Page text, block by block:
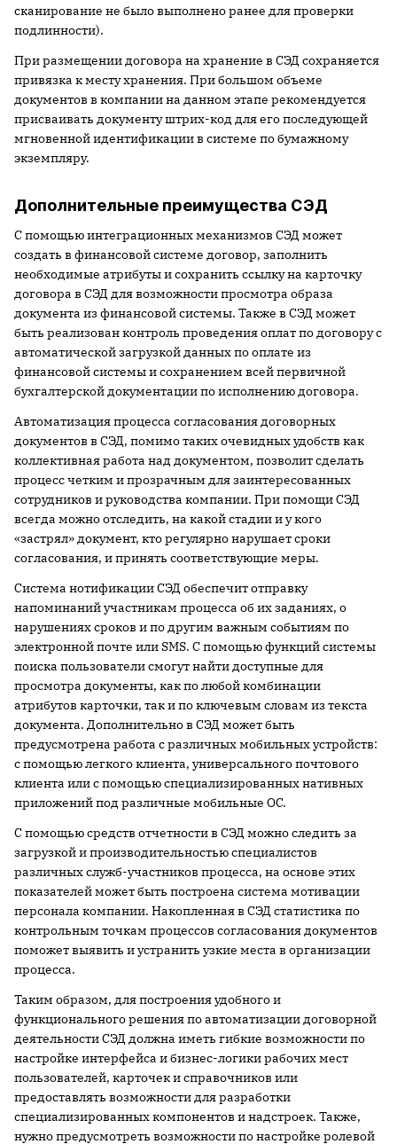
сканирование не было выполнено ранее для проверки
подлинности).
При размещении договора на хранение в СЭД сохраняется
привязка к месту хранения. При большом объеме
документов в компании на данном этапе рекомендуется
присваивать документу штрих-код для его последующей
мгновенной идентификации в системе по бумажному
экземпляру.
Дополнительные преимущества СЭД
С помощью интеграционных механизмов СЭД может
создать в финансовой системе договор, заполнить
необходимые атрибуты и сохранить ссылку на карточку
договора в СЭД для возможности просмотра образа
документа из финансовой системы. Также в СЭД может
быть реализован контроль проведения оплат по договору с
автоматической загрузкой данных по оплате из
финансовой системы и сохранением всей первичной
бухгалтерской документации по исполнению договора.
Автоматизация процесса согласования договорных
документов в СЭД, помимо таких очевидных удобств как
коллективная работа над документом, позволит сделать
процесс четким и прозрачным для заинтересованных
сотрудников и руководства компании. При помощи СЭД
всегда можно отследить, на какой стадии и у кого
«застрял» документ, кто регулярно нарушает сроки
согласования, и принять соответствующие меры.
Система нотификации СЭД обеспечит отправку
напоминаний участникам процесса об их заданиях, о
нарушениях сроков и по другим важным событиям по
электронной почте или SMS. С помощью функций системы
поиска пользователи смогут найти доступные для
просмотра документы, как по любой комбинации
атрибутов карточки, так и по ключевым словам из текста
документа. Дополнительно в СЭД может быть
предусмотрена работа с различных мобильных устройств:
с помощью легкого клиента, универсального почтового
клиента или с помощью специализированных нативных
приложений под различные мобильные ОС.
С помощью средств отчетности в СЭД можно следить за
загрузкой и производительностью специалистов
различных служб-участников процесса, на основе этих
показателей может быть построена система мотивации
персонала компании. Накопленная в СЭД статистика по
контрольным точкам процессов согласования документов
поможет выявить и устранить узкие места в организации
процесса.
Таким образом, для построения удобного и
функционального решения по автоматизации договорной
деятельности СЭД должна иметь гибкие возможности по
настройке интерфейса и бизнес-логики рабочих мест
пользователей, карточек и справочников или
предоставлять возможности для разработки
специализированных компонентов и надстроек. Также,
нужно предусмотреть возможности по настройке ролевой